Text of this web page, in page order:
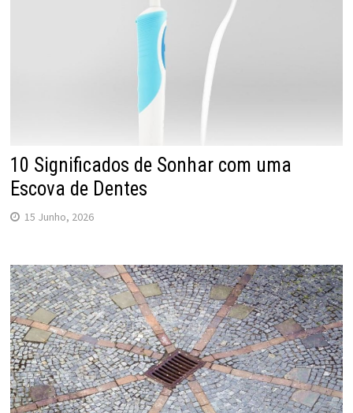
10 Significados de Sonhar com uma
Escova de Dentes
15 Junho, 2026